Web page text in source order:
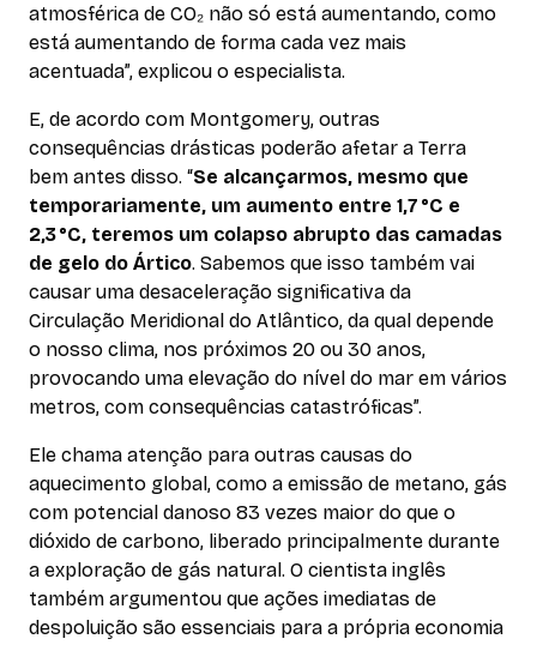
atmosférica de CO₂ não só está aumentando, como
está aumentando de forma cada vez mais
acentuada”, explicou o especialista.
E, de acordo com Montgomery, outras
consequências drásticas poderão afetar a Terra
bem antes disso. “Se alcançarmos, mesmo que
temporariamente, um aumento entre 1,7 °C e
2,3 °C, teremos um colapso abrupto das camadas
de gelo do Ártico. Sabemos que isso também vai
causar uma desaceleração significativa da
Circulação Meridional do Atlântico, da qual depende
o nosso clima, nos próximos 20 ou 30 anos,
provocando uma elevação do nível do mar em vários
metros, com consequências catastróficas”.
Ele chama atenção para outras causas do
aquecimento global, como a emissão de metano, gás
com potencial danoso 83 vezes maior do que o
dióxido de carbono, liberado principalmente durante
a exploração de gás natural. O cientista inglês
também argumentou que ações imediatas de
despoluição são essenciais para a própria economia